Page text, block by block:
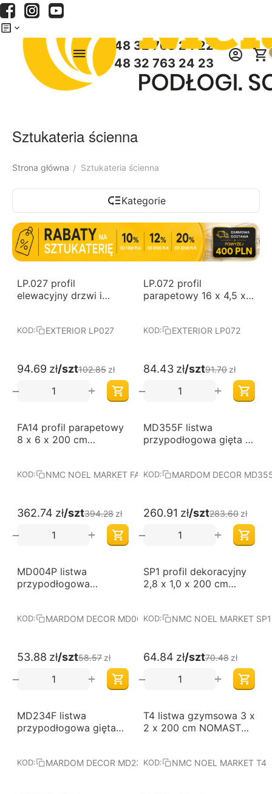
+48 32 763 24 22
+48 32 763 24 23
Sztukateria ścienna
Strona główna / Sztukateria ścienna
Kategorie
-8%
LP.027 profil
elewacyjny drzwi i
KOD: EXTERIOR LP027
94.69 zł/szt102.85 zł
+
−
-8%
LP.072 profil
parapetowy 16 x 4,5 x
KOD: EXTERIOR LP072
84.43 zł/szt91.70 zł
+
−
-8%
FA14 profil parapetowy
8 x 6 x 200 cm
KOD: NMC NOEL MARKET FA14
362.74 zł/szt394.28 zł
+
−
-8%
MD355F listwa
przypodłogowa gięta 2
KOD: MARDOM DECOR
260.91 zł/szt283.60 zł
+
−
-8%
MD004P listwa
przypodłogowa
ELITE PREMIUM
KOD: MARDOM DECOR MD004P
53.88 zł/szt58.57 zł
+
−
-8%
SP1 profil dekoracyjny
2,8 x 1,0 x 200 cm
KOD: NMC NOEL MARKET SP1
64.84 zł/szt70.48 zł
+
−
-8%
MD234F listwa
przypodłogowa gięta
KOD: MARDOM DECOR MD234F
-8%
T4 listwa gzymsowa 3 x
2 x 200 cm NOMASTYL
KOD: NMC NOEL MARKET T4